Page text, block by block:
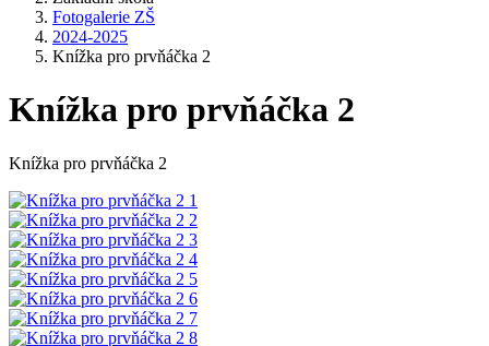
Fotogalerie ZŠ
2024-2025
Knížka pro prvňáčka 2
Knížka pro prvňáčka 2
Knížka pro prvňáčka 2